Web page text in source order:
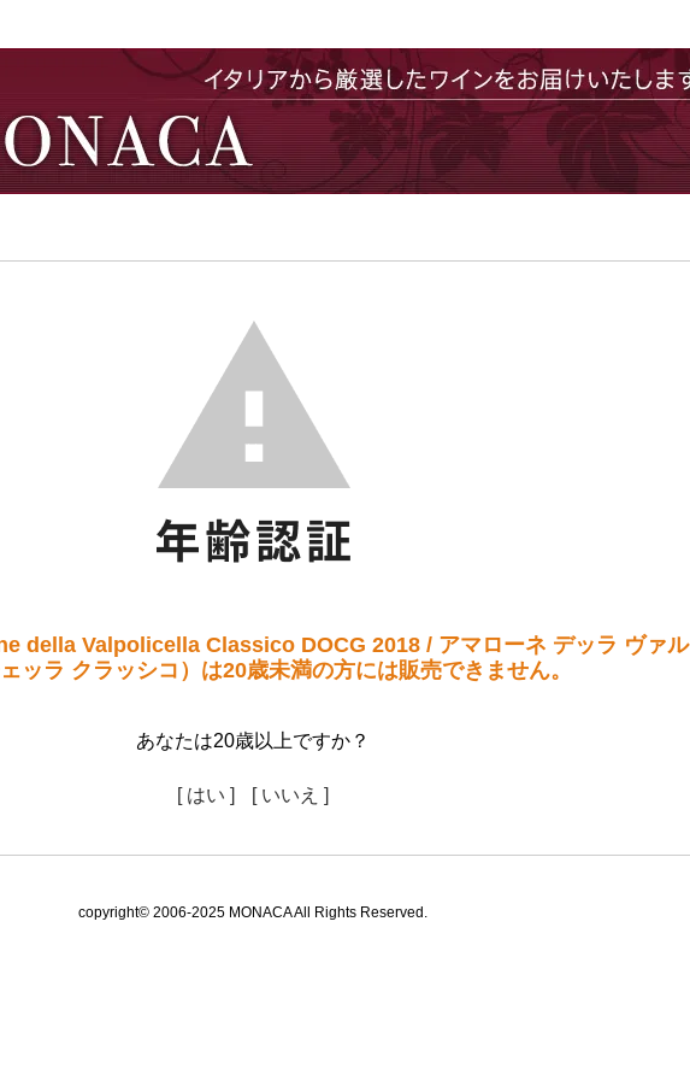
della Valpolicella Classico DOCG 2018 / アマローネ デッラ ヴァル
ッラ クラッシコ）は20歳未満の方には販売できません。
あなたは20歳以上ですか？
[ はい ] [ いいえ ]
copyright© 2006-2025 MONACA All Rights Reserved.